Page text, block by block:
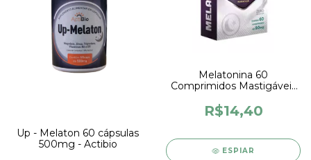
Up - Melaton 60 cápsulas
500mg - Actibio
Melatonina 60
Comprimidos Mastigáveis
R$14,40
ESPIAR